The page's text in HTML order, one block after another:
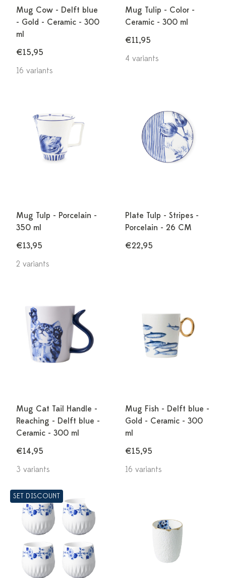
Mug Cow - Delft blue
- Gold - Ceramic - 300
ml
€15,95
16 variants
Mug Tulip - Color -
Ceramic - 300 ml
€11,95
4 variants
Mug Tulp - Porcelain -
350 ml
€13,95
2 variants
Plate Tulp - Stripes -
Porcelain - 26 CM
€22,95
Mug Cat Tail Handle -
Reaching - Delft blue -
Ceramic - 300 ml
€14,95
3 variants
Mug Fish - Delft blue -
Gold - Ceramic - 300
ml
€15,95
16 variants
SET DISCOUNT